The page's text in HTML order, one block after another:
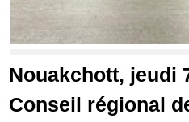
Nouakchott, jeudi
Conseil régional